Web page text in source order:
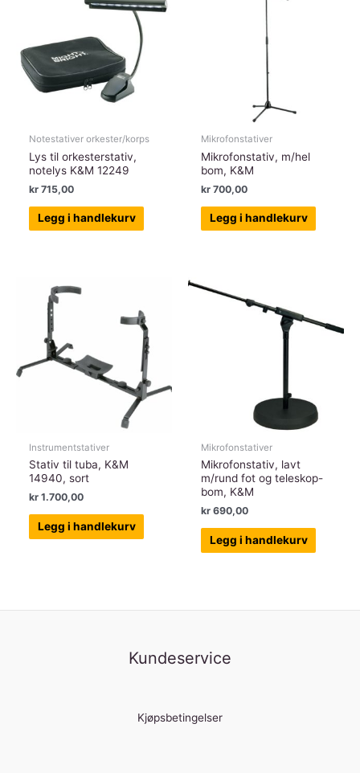
Notestativer orkester/korps
Lys til orkesterstativ,
notelys K&M 12249
kr 715,00
Legg i handlekurv
Mikrofonstativer
Mikrofonstativ, m/hel
bom, K&M
kr 700,00
Legg i handlekurv
Instrumentstativer
Stativ til tuba, K&M
14940, sort
kr 1.700,00
Legg i handlekurv
Mikrofonstativer
Mikrofonstativ, lavt
m/rund fot og teleskop-
bom, K&M
kr 690,00
Legg i handlekurv
Kundeservice
Kjøpsbetingelser